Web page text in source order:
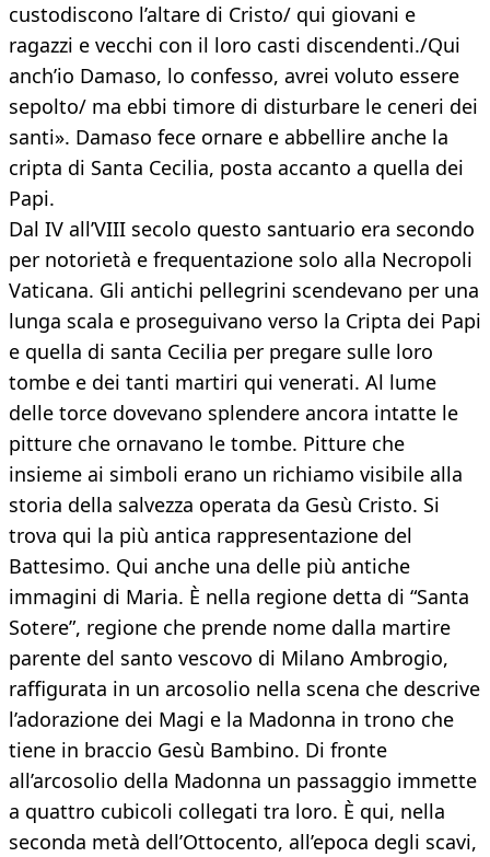
custodiscono l’altare di Cristo/ qui giovani e
ragazzi e vecchi con il loro casti discendenti./Qui
anch’io Damaso, lo confesso, avrei voluto essere
sepolto/ ma ebbi timore di disturbare le ceneri dei
santi». Damaso fece ornare e abbellire anche la
cripta di Santa Cecilia, posta accanto a quella dei
Papi.
Dal IV all’VIII secolo questo santuario era secondo
per notorietà e frequentazione solo alla Necropoli
Vaticana. Gli antichi pellegrini scendevano per una
lunga scala e proseguivano verso la Cripta dei Papi
e quella di santa Cecilia per pregare sulle loro
tombe e dei tanti martiri qui venerati. Al lume
delle torce dovevano splendere ancora intatte le
pitture che ornavano le tombe. Pitture che
insieme ai simboli erano un richiamo visibile alla
storia della salvezza operata da Gesù Cristo. Si
trova qui la più antica rappresentazione del
Battesimo. Qui anche una delle più antiche
immagini di Maria. È nella regione detta di “Santa
Sotere”, regione che prende nome dalla martire
parente del santo vescovo di Milano Ambrogio,
raffigurata in un arcosolio nella scena che descrive
l’adorazione dei Magi e la Madonna in trono che
tiene in braccio Gesù Bambino. Di fronte
all’arcosolio della Madonna un passaggio immette
a quattro cubicoli collegati tra loro. È qui, nella
seconda metà dell’Ottocento, all’epoca degli scavi,